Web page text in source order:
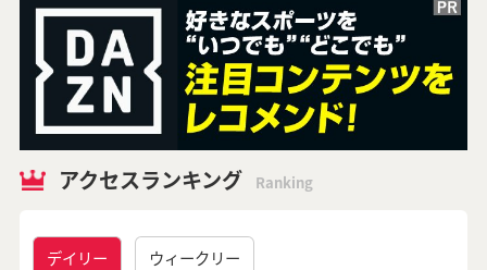
アクセスランキング Ranking
デイリー ウィークリー